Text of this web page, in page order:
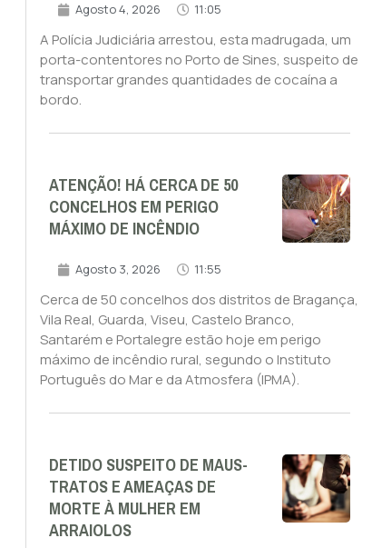
Agosto 4, 2026 11:05
A Polícia Judiciária arrestou, esta madrugada, um
porta-contentores no Porto de Sines, suspeito de
transportar grandes quantidades de cocaína a
bordo.
ATENÇÃO! HÁ CERCA DE 50
CONCELHOS EM PERIGO
MÁXIMO DE INCÊNDIO
Agosto 3, 2026 11:55
Cerca de 50 concelhos dos distritos de Bragança,
Vila Real, Guarda, Viseu, Castelo Branco,
Santarém e Portalegre estão hoje em perigo
máximo de incêndio rural, segundo o Instituto
Português do Mar e da Atmosfera (IPMA).
DETIDO SUSPEITO DE MAUS-
TRATOS E AMEAÇAS DE
MORTE À MULHER EM
ARRAIOLOS